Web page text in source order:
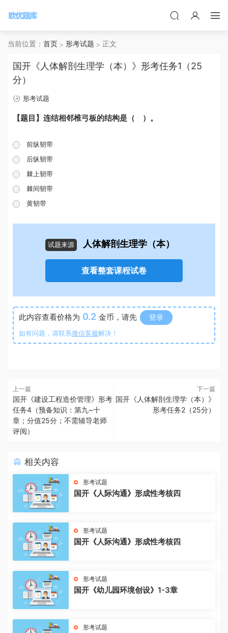
当前位置： 首页 形考试题 正文
国开《人体解剖生理学（本）》形考任务1（25
分）
形考试题
【题目】连结相邻椎弓板的结构是（ ）。
前纵韧带
后纵韧带
棘上韧带
棘间韧带
黄韧带
试题来源 人体解剖生理学（本）
查看整套课程试卷
此内容查看价格为 0.2 金币，请先 登录
如有问题，请联系微信客服解决！
上一篇
国开《建设工程造价管理》形考
任务4（预备知识：第九~十
章；分值25分；不需辅导老师
评阅）
下一篇
国开《人体解剖生理学（本）》
形考任务2（25分）
相关内容
形考试题
国开《人际沟通》形成性考核四
形考试题
国开《人际沟通》形成性考核四
形考试题
国开《幼儿园环境创设》1-3章
形考试题